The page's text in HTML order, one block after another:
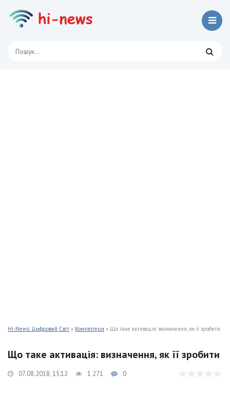
Hi-News: Цифровий Світ » Компютери » Що таке активація: визначення, як її зробити
Що таке активація: визначення, як її зробити
07.08.2018, 15:12 1 271 0